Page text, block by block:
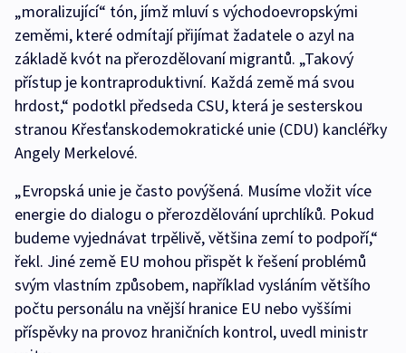
„moralizující“ tón, jímž mluví s východoevropskými
zeměmi, které odmítají přijímat žadatele o azyl na
základě kvót na přerozdělovaní migrantů. „Takový
přístup je kontraproduktivní. Každá země má svou
hrdost,“ podotkl předseda CSU, která je sesterskou
stranou Křesťanskodemokratické unie (CDU) kancléřky
Angely Merkelové.
„Evropská unie je často povýšená. Musíme vložit více
energie do dialogu o přerozdělování uprchlíků. Pokud
budeme vyjednávat trpělivě, většina zemí to podpoří,“
řekl. Jiné země EU mohou přispět k řešení problémů
svým vlastním způsobem, například vysláním většího
počtu personálu na vnější hranice EU nebo vyššími
příspěvky na provoz hraničních kontrol, uvedl ministr